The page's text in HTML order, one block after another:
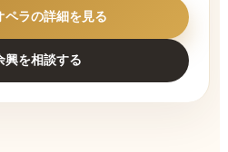
ペラの詳細を見る
興を相談する